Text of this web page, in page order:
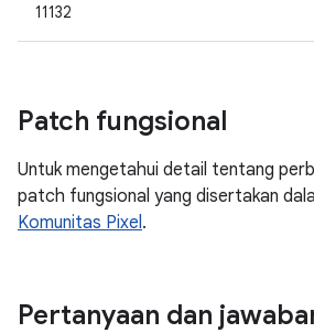
11132
Patch fungsional
Untuk mengetahui detail tentang
patch fungsional yang disertakan
Komunitas Pixel.
Pertanyaan dan